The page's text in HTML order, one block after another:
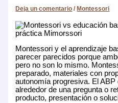
Deja un comentario /Montessori
Montessori y el aprendizaje
parecer parecidos porque
pero no son lo mismo.
preparado, materiales con
autonomía progresiva. El
alrededor de una pregunta o
producto, presentación o